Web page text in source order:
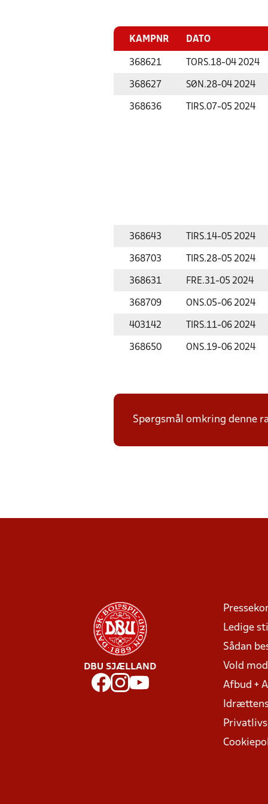
KAMPNR DATO
368621 TORS.18-04 2024
368627 SØN.28-04 2024
368636 TIRS.07-05 2024
368643 TIRS.14-05 2024
368703 TIRS.28-05 2024
368631 FRE.31-05 2024
368709 ONS.05-06 2024
403142 TIRS.11-06 2024
368650 ONS.19-06 2024
Spørgsmål omkring denne
DBU SJÆLLAND
Ledige
Sådan
Vold
Afbud +